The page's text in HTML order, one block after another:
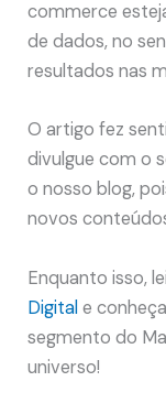
commerce
de dados, no
resultados nas
O artigo fez
divulgue com o
o nosso blog,
novos
Enquanto isso,
Digitale
segmento do
universo!